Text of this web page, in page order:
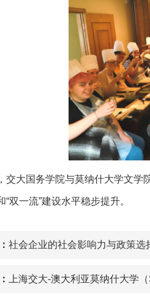
交大国务学院与莫纳什大学文学
“双一流”建设水平稳步提升。
社会企业的社会影响力与政策选
上海交大-澳大利亚莫纳什大学